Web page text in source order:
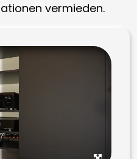
vermieden.